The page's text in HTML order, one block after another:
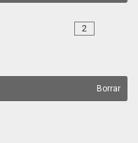
2
Borrar